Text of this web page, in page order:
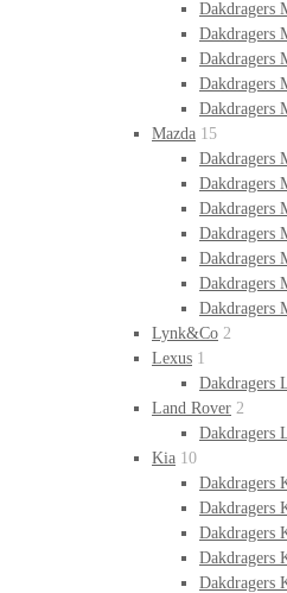
Dakdragers
Dakdragers
Dakdragers
Dakdragers
Dakdragers
Mazda 15
Dakdragers
Dakdragers
Dakdragers
Dakdragers
Dakdragers
Dakdragers
Dakdragers
Lynk&Co 2
Lexus 1
Dakdragers
Land Rover 2
Dakdragers
Kia 10
Dakdragers
Dakdragers
Dakdragers
Dakdragers
Dakdragers